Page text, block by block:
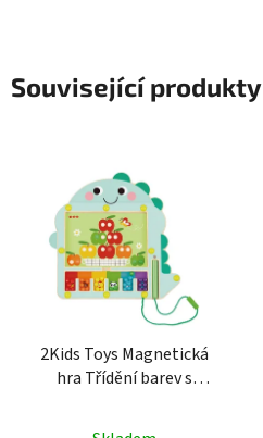
Související produkty
2Kids Toys Magnetická
hra Třídění barev s